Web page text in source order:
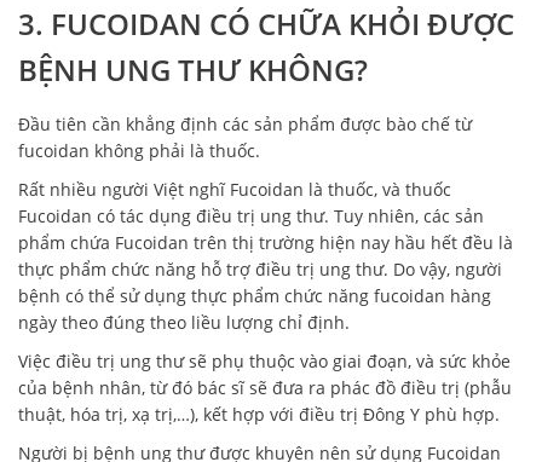
3. FUCOIDAN CÓ CHỮA KHỎI ĐƯỢC
BỆNH UNG THƯ KHÔNG?
Đầu tiên cần khẳng định các sản phẩm được bào chế từ
fucoidan không phải là thuốc.
Rất nhiều người Việt nghĩ Fucoidan là thuốc, và thuốc
Fucoidan có tác dụng điều trị ung thư. Tuy nhiên, các sản
phẩm chứa Fucoidan trên thị trường hiện nay hầu hết đều là
thực phẩm chức năng hỗ trợ điều trị ung thư. Do vậy, người
bệnh có thể sử dụng thực phẩm chức năng fucoidan hàng
ngày theo đúng theo liều lượng chỉ định.
Việc điều trị ung thư sẽ phụ thuộc vào giai đoạn, và sức khỏe
của bệnh nhân, từ đó bác sĩ sẽ đưa ra phác đồ điều trị (phẫu
thuật, hóa trị, xạ trị,…), kết hợp với điều trị Đông Y phù hợp.
Người bị bệnh ung thư được khuyên nên sử dụng Fucoidan